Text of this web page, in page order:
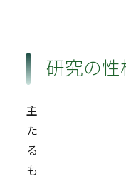
研究の性
主
た
る
も